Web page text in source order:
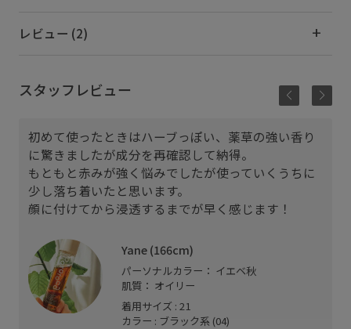
レビュー (2)
スタッフレビュー
初めて使ったときはハーブっぽい、薬草の強い香り
に驚きましたが成分を再確認して納得。
もともと赤みが強く悩みでしたが使っていくうちに
少し落ち着いたと思います。
顔に付けてから浸透するまでが早く感じます！
Yane (166cm)
パーソナルカラー： イエベ秋
肌質： オイリー
着用サイズ : 21
カラー : ブラック系 (04)